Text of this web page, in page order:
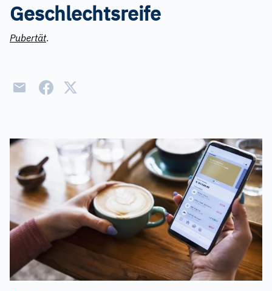
Geschlechtsreife
Pubertät.